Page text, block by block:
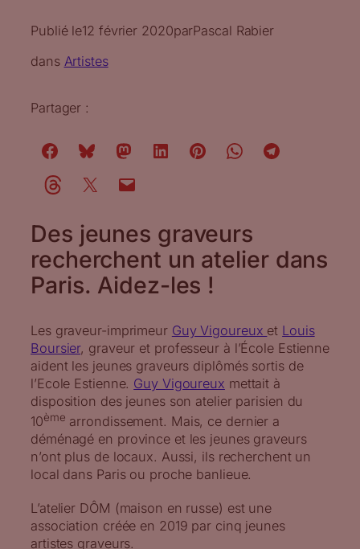
Publié le12 février 2020parPascal Rabier
dans Artistes
Partager :
Des jeunes graveurs
recherchent un atelier dans
Paris. Aidez-les !
Les graveur-imprimeur Guy Vigoureux et Louis
Boursier, graveur et professeur à l’École Estienne
aident les jeunes graveurs diplômés sortis de
l’Ecole Estienne. Guy Vigoureux mettait à
disposition des jeunes son atelier parisien du
10ème arrondissement. Mais, ce dernier a
déménagé en province et les jeunes graveurs
n’ont plus de locaux. Aussi, ils recherchent un
local dans Paris ou proche banlieue.
L’atelier DÔM (maison en russe) est une
association créée en 2019 par cinq jeunes
artistes graveurs.